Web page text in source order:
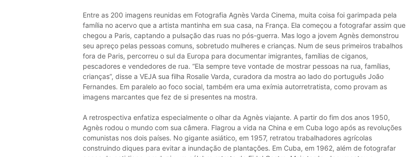
Entre as 200 imagens reunidas em Fotografia Agnès Varda Cinema, muita coisa foi garimpada pela
família no acervo que a artista mantinha em sua casa, na França. Ela começou a fotografar assim que
chegou a Paris, captando a pulsação das ruas no pós-guerra. Mas logo a jovem Agnès demonstrou
seu apreço pelas pessoas comuns, sobretudo mulheres e crianças. Num de seus primeiros trabalhos
fora de Paris, percorreu o sul da Europa para documentar imigrantes, famílias de ciganos,
pescadores e vendedores de rua. “Ela sempre teve vontade de mostrar pessoas na rua, famílias,
crianças”, disse a VEJA sua filha Rosalie Varda, curadora da mostra ao lado do português João
Fernandes. Em paralelo ao foco social, também era uma exímia autorretratista, como provam as
imagens marcantes que fez de si presentes na mostra.
A retrospectiva enfatiza especialmente o olhar da Agnès viajante. A partir do fim dos anos 1950,
Agnès rodou o mundo com sua câmera. Flagrou a vida na China e em Cuba logo após as revoluções
comunistas nos dois países. No gigante asiático, em 1957, retratou trabalhadores agrícolas
construindo diques para evitar a inundação de plantações. Em Cuba, em 1962, além de fotografar